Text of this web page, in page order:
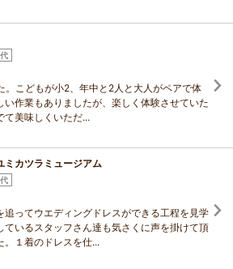
。こどもが小2、年中と2人と大人がペアで体
作業もありましたが、楽しく体験させていた
て美味しくいただ...
ミカツラミュージアム
追ってウエディングドレスができる工程を見学
ているスタッフさん達も気さくに声を掛けて頂
。１着のドレスを仕...